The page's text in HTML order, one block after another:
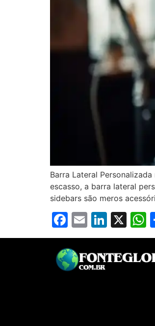
Barra Lateral
escasso, a barra lateral
sidebars são meros
Facebook
Email X